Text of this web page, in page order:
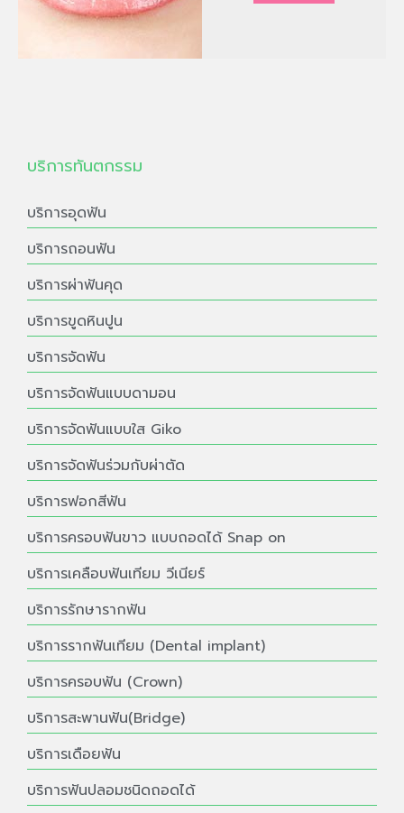
บริการทันตกรรม
บริการอุดฟัน
บริการถอนฟัน
บริการผ่าฟันคุด
บริการขูดหินปูน
บริการจัดฟัน
บริการจัดฟันแบบดามอน
บริการจัดฟันแบบใส Giko
บริการจัดฟันร่วมกับผ่าตัด
บริการฟอกสีฟัน
บริการครอบฟันขาว แบบถอดได้ Snap on
บริการเคลือบฟันเทียม วีเนียร์
บริการรักษารากฟัน
บริการรากฟันเทียม (Dental implant)
บริการครอบฟัน (Crown)
บริการสะพานฟัน(Bridge)
บริการเดือยฟัน
บริการฟันปลอมชนิดถอดได้